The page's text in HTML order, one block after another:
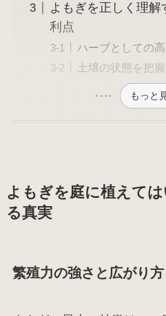
よもぎを正しく理解
利点
ハーブとしての
土壌の状態を把
もっと
よもぎを庭に植えて
る真実
繁殖力の強さと広がり方